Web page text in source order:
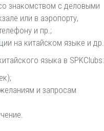
знакомством с деловыми
или в аэропорту,
и пр.;
на китайском языке и др.
языка в SPKClubs:
и запросам